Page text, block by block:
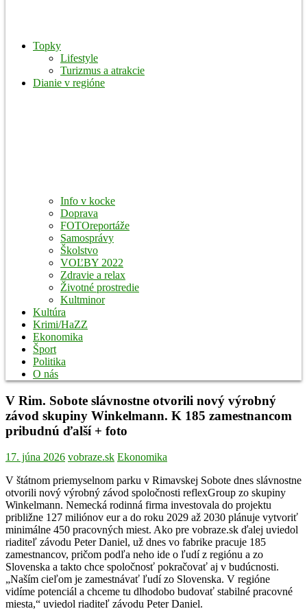
Topky
Lifestyle
Turizmus a atrakcie
Dianie v regióne
Info v kocke
Doprava
FOTOreportáže
Samosprávy
Školstvo
VOĽBY 2022
Zdravie a relax
Životné prostredie
Kultminor
Kultúra
Krimi/HaZZ
Ekonomika
Šport
Politika
O nás
V Rim. Sobote slávnostne otvorili nový výrobný
závod skupiny Winkelmann. K 185 zamestnancom
pribudnú ďalší + foto
17. júna 2026 vobraze.sk Ekonomika
V štátnom priemyselnom parku v Rimavskej Sobote dnes slávnostne
otvorili nový výrobný závod spoločnosti reflexGroup zo skupiny
Winkelmann. Nemecká rodinná firma investovala do projektu
približne 127 miliónov eur a do roku 2029 až 2030 plánuje vytvoriť
minimálne 450 pracovných miest. Ako pre vobraze.sk ďalej uviedol
riaditeľ závodu Peter Daniel, už dnes vo fabrike pracuje 185
zamestnancov, pričom podľa neho ide o ľudí z regiónu a zo
Slovenska a takto chce spoločnosť pokračovať aj v budúcnosti.
„Naším cieľom je zamestnávať ľudí zo Slovenska. V regióne
vidíme potenciál a chceme tu dlhodobo budovať stabilné pracovné
miesta,“ uviedol riaditeľ závodu Peter Daniel.